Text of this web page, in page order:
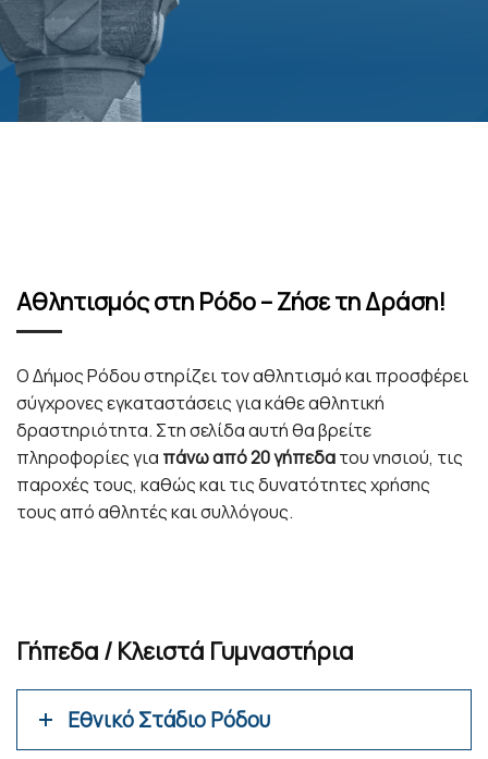
Αθλητισμός στη Ρόδο – Ζήσε τη Δράση!
Ο Δήμος Ρόδου στηρίζει τον αθλητισμό και προσφέρει
σύγχρονες εγκαταστάσεις για κάθε αθλητική
δραστηριότητα. Στη σελίδα αυτή θα βρείτε
πληροφορίες για πάνω από 20 γήπεδατου νησιού, τις
παροχές τους, καθώς και τις δυνατότητες χρήσης
τους από αθλητές και συλλόγους.
Γήπεδα / Κλειστά Γυμναστήρια
Εθνικό Στάδιο Ρόδου